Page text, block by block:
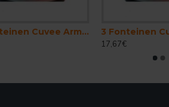
3 Fonteinen Cuvee Armand . Gaston - Cerveza Belga Lambic Gueuze 37,5cl
17,67€